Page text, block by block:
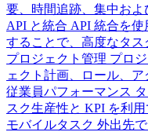
要、時間追跡、集中お
API と統合 API 統合を
することで、高度なタス
プロジェクト管理 プロ
ェクト計画、ロール、
従業員パフォーマンス
スク生産性と KPI を利
モバイルタスク 外出先